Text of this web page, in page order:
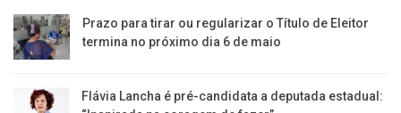
Prazo para tirar ou regularizar o Título de Eleitor
termina no próximo dia 6 de maio
Flávia Lancha é pré-candidata a deputada estadual: